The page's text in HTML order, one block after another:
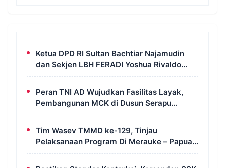
Ketua DPD RI Sultan Bachtiar Najamudin
dan Sekjen LBH FERADI Yoshua Rivaldo
Bahas Geopolitik dan Supremasi Hukum
Peran TNI AD Wujudkan Fasilitas Layak,
Pembangunan MCK di Dusun Serapu
Rampung Dikerjakan
Tim Wasev TMMD ke-129, Tinjau
Pelaksanaan Program Di Merauke – Papua
Selatan